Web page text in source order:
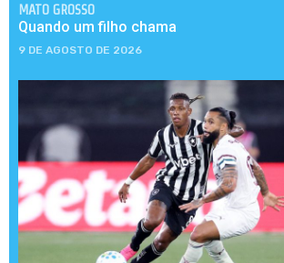
MATO GROSSO
Quando um filho chama
9 DE AGOSTO DE 2026